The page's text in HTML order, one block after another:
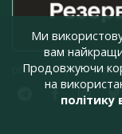
Ми
вам
Продовжуючи
на